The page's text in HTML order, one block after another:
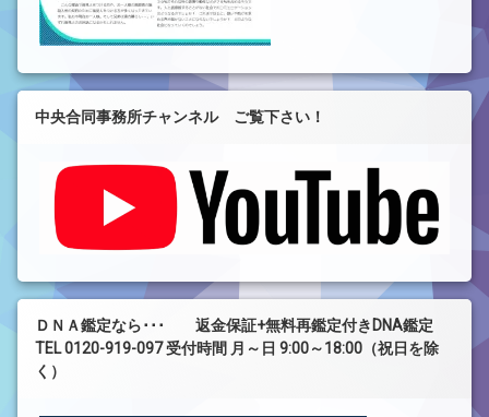
中央合同事務所チャンネル ご覧下さい！
ＤＮＡ鑑定なら･･･ 返金保証+無料再鑑定付きDNA鑑定
TEL 0120-919-097 受付時間 月～日 9:00～18:00（祝日を除
く）